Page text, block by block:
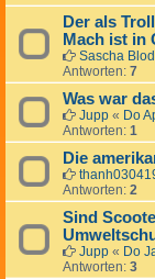
Der als
Mach ist in
Sascha
Antworten: 7
Was war
Jupp « Do
Antworten: 1
Die
Antworten: 2
Sind
Jupp « Do
Antworten: 3